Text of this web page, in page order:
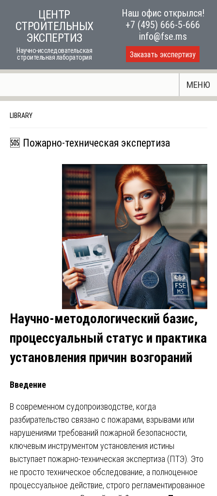
content
ЦЕНТР
СТРОИТЕЛЬНЫХ
ЭКСПЕРТИЗ
Научно-исследовательская
строительная лаборатория
Наш офис открылся!
+7 (495) 666-5-666
info@fse.ms
Заказать экспертизу
МЕНЮ
LIBRARY
🆘 Пожарно-техническая экспертиза
Научно-методологический базис,
процессуальный статус и практика
установления причин возгораний
Введение
В современном судопроизводстве, когда
разбирательство связано с пожарами, взрывами или
нарушениями требований пожарной безопасности,
ключевым инструментом установления истины
выступает пожарно-техническая экспертиза (ПТЭ). Это
не просто техническое обследование, а полноценное
процессуальное действие, строго регламентированное